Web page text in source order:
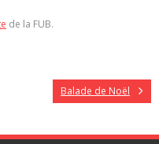
de la FUB.
Balade de Noël